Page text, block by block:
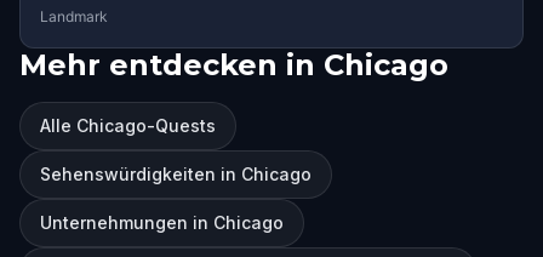
Landmark
Mehr entdecken in Chicago
Alle Chicago-Quests
Sehenswürdigkeiten in Chicago
Unternehmungen in Chicago